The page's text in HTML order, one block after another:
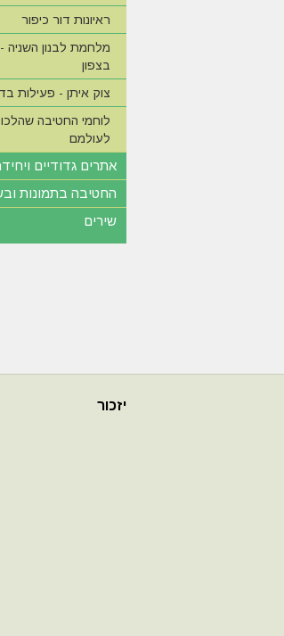
ראיונות דור כיפור
מלחמת לבנון השניה
בצפון
צוק איתן - פעילות
לוחמי החטיבה שהלכו
לעולמם
אתרים גדודיים
החטיבה בתמונות
שירים
יזכור